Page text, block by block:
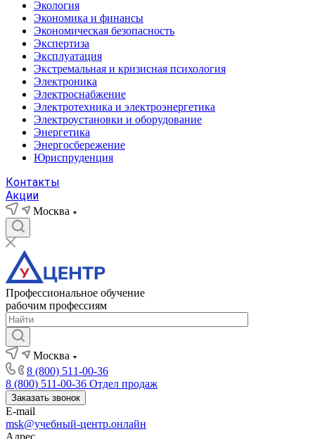
Экология
Экономика и финансы
Экономическая безопасность
Экспертиза
Эксплуатация
Экстремальная и кризисная психология
Электроника
Электроснабжение
Электротехника и электроэнергетика
Электроустановки и оборудование
Энергетика
Энергосбережение
Юриспруденция
Контакты
Акции
Москва
Профессиональное обучение
рабочим профессиям
Москва
8 (800) 511-00-36
8 (800) 511-00-36 Отдел продаж
Заказать звонок
E-mail
msk@учебный-центр.онлайн
Адрес